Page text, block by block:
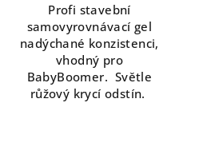
Profi stavební
samovyrovnávací gel
nadýchané konzistenci,
vhodný pro
BabyBoomer. Světle
růžový krycí odstín.